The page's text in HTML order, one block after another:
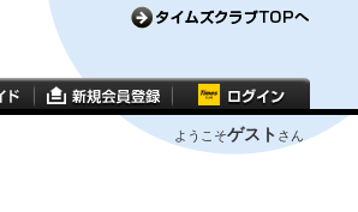
ようこそゲスト さん